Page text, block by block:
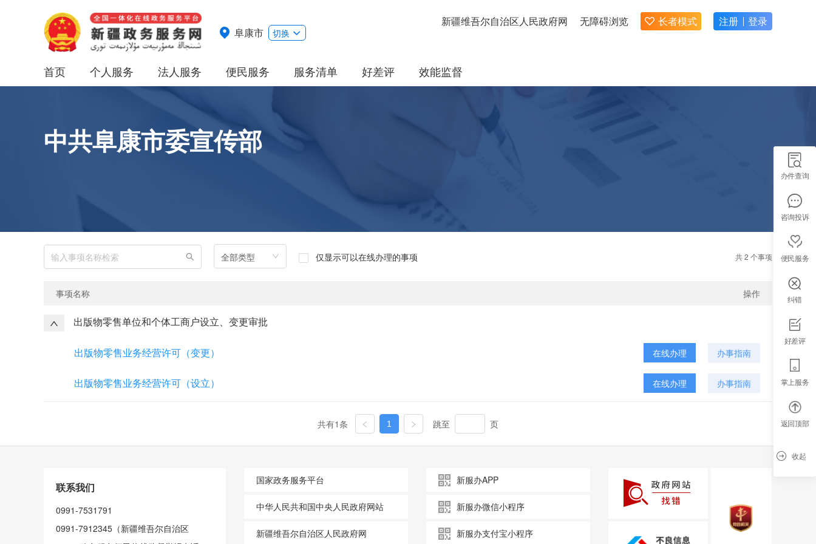
阜康市 切换
新疆维吾尔自治区人民政府网 无障碍浏览 长者模式 注册 登录
首页 个人服务 法人服务 便民服务 服务清单 好差评 效能监督
中共阜康市委宣传部
全部类型 仅显示可以在线办理的事项 共 2 个事项
事项名称 操作
出版物零售单位和个体工商户设立、变更审批
出版物零售业务经营许可（变更） 在线办理 办事指南
出版物零售业务经营许可（设立） 在线办理 办事指南
共有1条 1 跳至 页
联系我们
0991-7531791
0991-7912345（新疆维吾尔自治区
国家政务服务平台
中华人民共和国中央人民政府网站
新疆维吾尔自治区人民政府网
新服办APP
新服办微信小程序
新服办支付宝小程序
办件查询
咨询投诉
便民服务
纠错
好差评
掌上服务
返回顶部
收起